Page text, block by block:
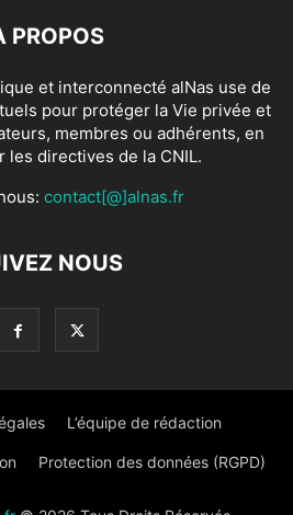
PROPOS
et interconnecté alNas use de
pour protéger la Vie privée et
membres ou adhérents, en
les directives de la CNIL.
contact[@]alnas.fr
NOUS
L’équipe de rédaction
Protection des données (RGPD)